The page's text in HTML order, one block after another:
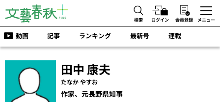
検索 ログイン 会員登録 メニュー
動画 記事 ランキング 最新号 連載
田中 康夫
たなか やすお
作家、元長野県知事